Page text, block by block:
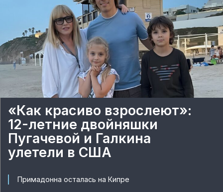
«Как красиво взрослеют»:
12-летние двойняшки
Пугачевой и Галкина
улетели в США
Примадонна осталась на Кипре